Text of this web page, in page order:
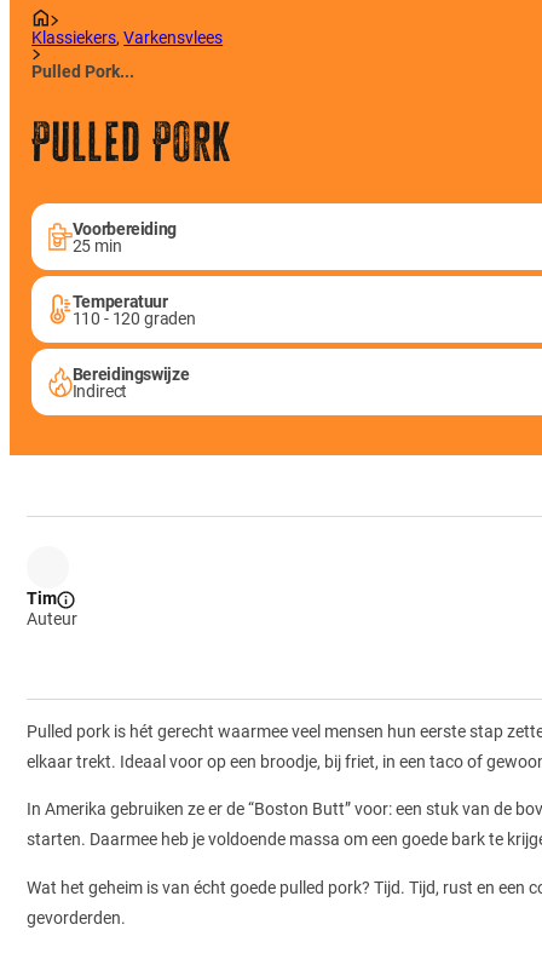
Klassiekers,Varkensvlees
Pulled Pork...
Pulled Pork
Voorbereiding
25 min
Temperatuur
110 - 120 graden
Bereidingswijze
Indirect
Tim
Auteur
Pulled pork is hét gerecht waarmee veel mensen hun eerste stap
elkaar trekt. Ideaal voor op een broodje, bij friet, in een taco of
In Amerika gebruiken ze er de “Boston Butt” voor: een stuk van de
starten. Daarmee heb je voldoende massa om een goede bark te
Wat het geheim is van écht goede pulled pork? Tijd. Tijd, rust en
gevorderden.